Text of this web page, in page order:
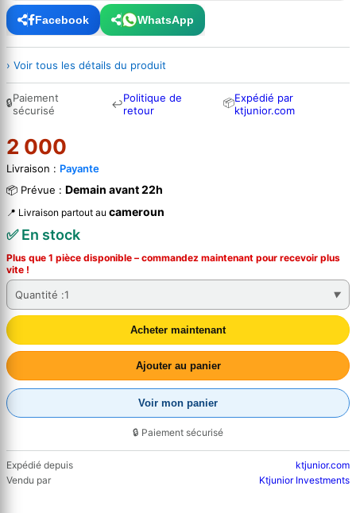
Facebook WhatsApp
› Voir tous les détails du produit
🔒Paiement
sécurisé
↩Politique de
retour
📦Expédié par
ktjunior.com
2 000
Livraison : Payante
📦 Prévue : Demain avant 22h
📍 Livraison partout au cameroun
✅ En stock
Plus que 1 pièce disponible – commandez maintenant pour recevoir plus
vite !
Quantité :1
Acheter maintenant
Ajouter au panier
Voir mon panier
🔒 Paiement sécurisé
Expédié depuis
ktjunior.com
Vendu par
Ktjunior Investments